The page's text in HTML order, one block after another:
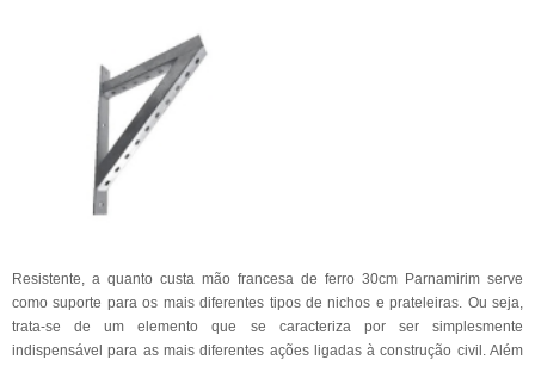
Resistente, a quanto custa mão francesa de ferro 30cm Parnamirim serve
como suporte para os mais diferentes tipos de nichos e prateleiras. Ou seja,
trata-se de um elemento que se caracteriza por ser simplesmente
indispensável para as mais diferentes ações ligadas à construção civil. Além